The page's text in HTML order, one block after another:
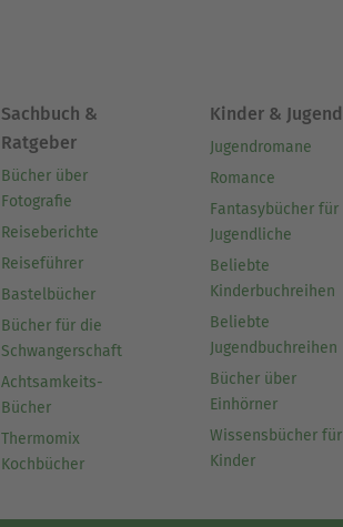
Sachbuch &
Ratgeber
Bücher über
Fotografie
Reiseberichte
Reiseführer
Bastelbücher
Bücher für die
Schwangerschaft
Achtsamkeits-
Bücher
Thermomix
Kochbücher
Kinder & Jugend
Jugendromane
Romance
Fantasybücher für
Jugendliche
Beliebte
Kinderbuchreihen
Beliebte
Jugendbuchreihen
Bücher über
Einhörner
Wissensbücher für
Kinder